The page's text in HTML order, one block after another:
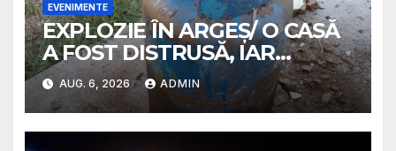
EVENIMENTE
EXPLOZIE ÎN ARGEȘ/ O CASĂ
A FOST DISTRUSĂ, IAR
PROPRIETARA A SUFERIT
ARSURI GRAVE
AUG. 6, 2026 ADMIN